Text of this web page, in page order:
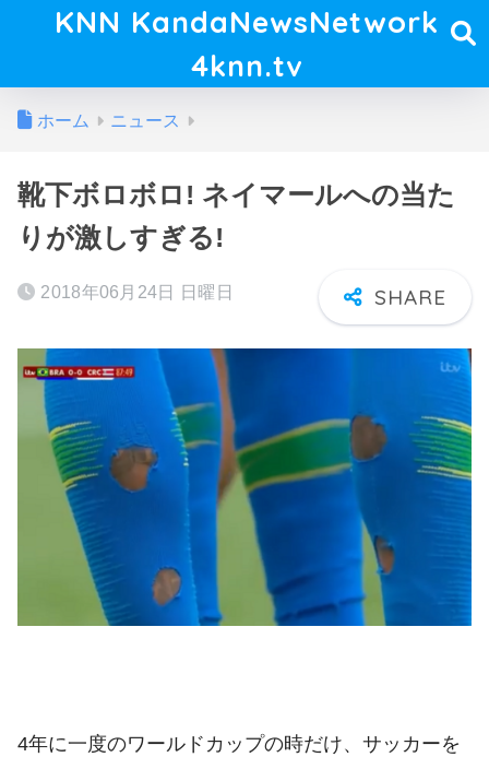
KNN KandaNewsNetwork
4knn.tv
ホーム ニュース
靴下ボロボロ! ネイマールへの当た
りが激しすぎる!
2018年06月24日 日曜日
4年に一度のワールドカップの時だけ、サッカーを